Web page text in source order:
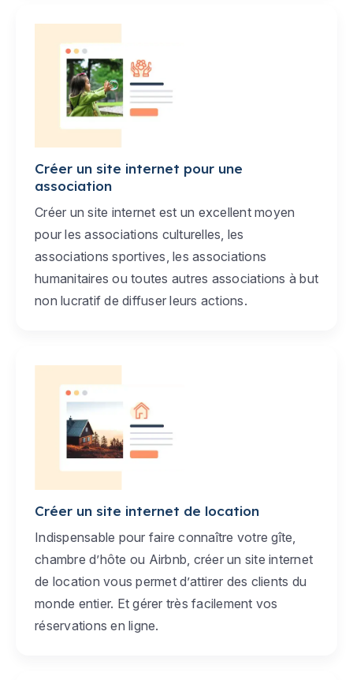
Créer un site internet pour une
association
Créer un site internet est un excellent moyen
pour les associations culturelles, les
associations sportives, les associations
humanitaires ou toutes autres associations à but
non lucratif de diffuser leurs actions.
Créer un site internet de location
Indispensable pour faire connaître votre gîte,
chambre d’hôte ou Airbnb, créer un site internet
de location vous permet d’attirer des clients du
monde entier. Et gérer très facilement vos
réservations en ligne.